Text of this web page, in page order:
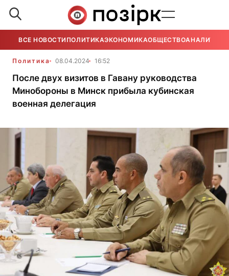
ВСЕ НОВОСТИ ПОЛИТИКАЭКОНОМИКАОБЩЕСТВОАНАЛИТИКА
Политика 08.04.2024 16:52
После двух визитов в Гавану руководства
Минобороны в Минск прибыла кубинская
военная делегация